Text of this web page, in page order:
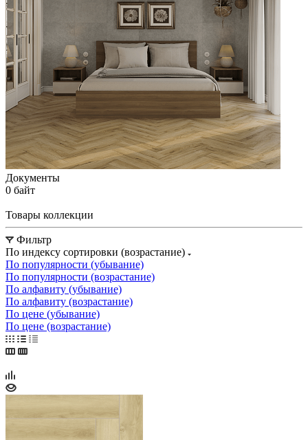
Документы
0 байт
Товары коллекции
Фильтр
По индексу сортировки (возрастание)
По популярности (убывание)
По популярности (возрастание)
По алфавиту (убывание)
По алфавиту (возрастание)
По цене (убывание)
По цене (возрастание)